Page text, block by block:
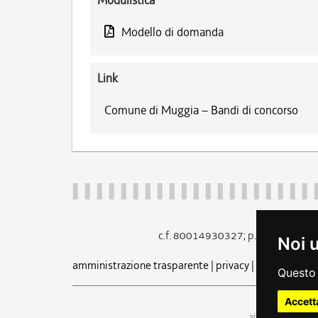
Noi
Modello di domanda
Link
Comune di Muggia – Bandi di concorso
c.f. 80014930327; p.iva
amministrazione trasparente| privacy| cookie